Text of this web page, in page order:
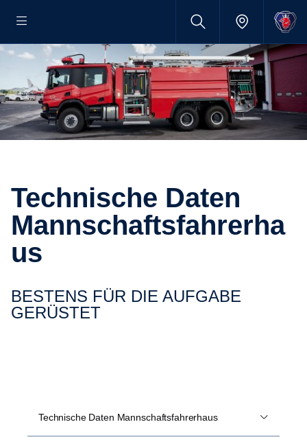
Technische Daten
Mannschaftsfahrerha
us
BESTENS FÜR DIE AUFGABE
GERÜSTET
Technische Daten Mannschaftsfahrerhaus